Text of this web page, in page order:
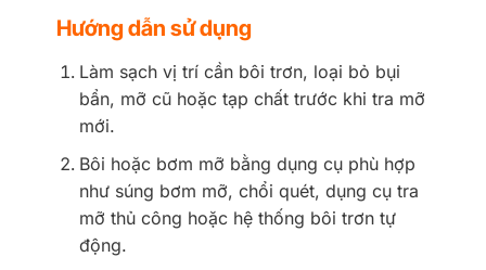
Hướng dẫn sử dụng
Làm sạch vị trí cần bôi trơn, loại bỏ bụi
bẩn, mỡ cũ hoặc tạp chất trước khi tra mỡ
mới.
Bôi hoặc bơm mỡ bằng dụng cụ phù hợp
như súng bơm mỡ, chổi quét, dụng cụ tra
mỡ thủ công hoặc hệ thống bôi trơn tự
động.